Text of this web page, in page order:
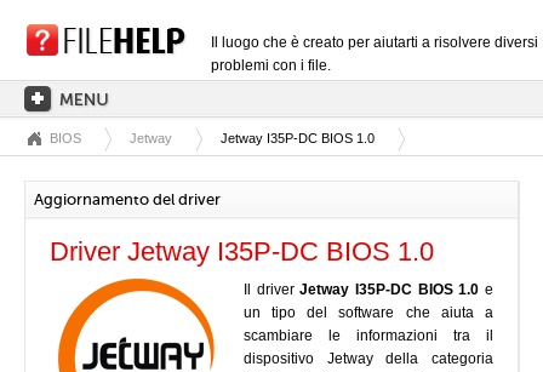
Il luogo che è creato per aiutarti a risolvere diversi
problemi con i file.
PAGINA PRINCIPALE
CATEGORIE DELLE ESTENSIONI
CONVERSIONI DI FILE
SOFTWARE
BIOS Jetway Jetway I35P-DC BIOS 1.0
Aggiornamento del driver
Driver Jetway I35P-DC BIOS 1.0
Il driverJetway I35P-DC BIOS 1.0 e
un tipo del software che aiuta a
scambiare le informazioni tra il
dispositivo Jetway della categoria